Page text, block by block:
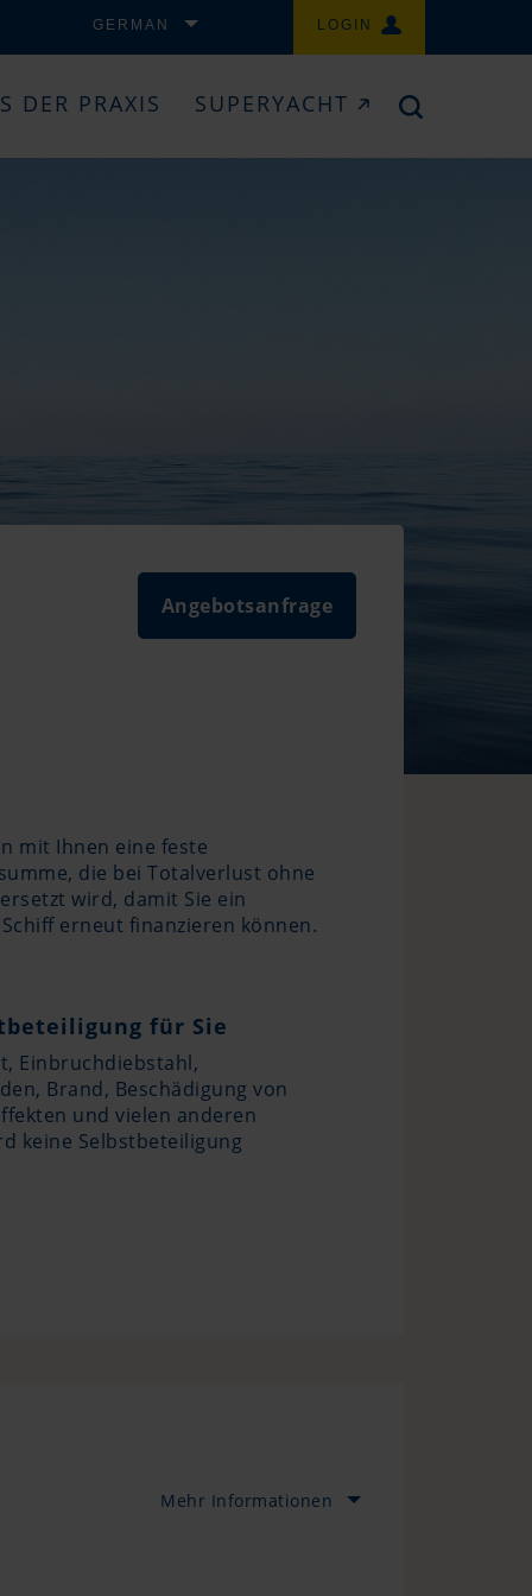
GERMAN LOGIN
DER PRAXIS SUPERYACHT
Angebotsanfrage
mit Ihnen eine feste
die bei Totalverlust ohne
wird, damit Sie ein
erneut finanzieren können.
für Sie
Einbruchdiebstahl,
Brand, Beschädigung von
und vielen anderen
keine Selbstbeteiligung
Mehr Informationen